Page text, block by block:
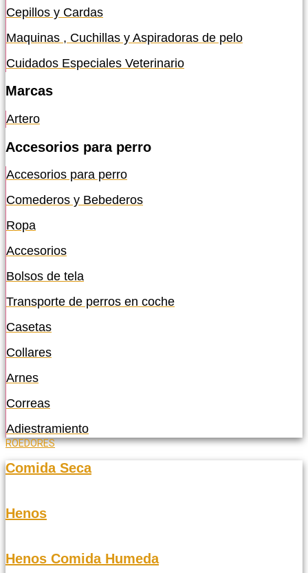
Cepillos y Cardas
Maquinas , Cuchillas y Aspiradoras de pelo
Cuidados Especiales Veterinario
Marcas
Artero
Accesorios para perro
Accesorios para perro
Comederos y Bebederos
Ropa
Accesorios
Bolsos de tela
Transporte de perros en coche
Casetas
Collares
Arnes
Correas
Adiestramiento
ROEDORES
Comida Seca
Henos
Henos Comida Humeda